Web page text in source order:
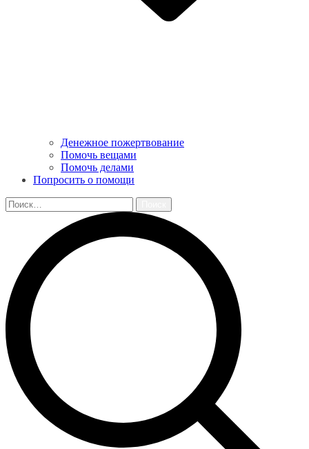
Денежное пожертвование
Помочь вещами
Помочь делами
Попросить о помощи
Найти: